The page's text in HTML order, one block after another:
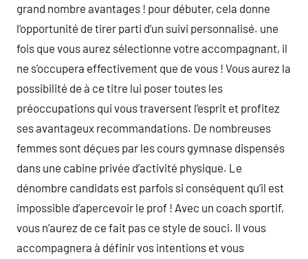
grand nombre avantages ! pour débuter, cela donne
l’opportunité de tirer parti d’un suivi personnalisé. une
fois que vous aurez sélectionne votre accompagnant, il
ne s’occupera effectivement que de vous ! Vous aurez la
possibilité de à ce titre lui poser toutes les
préoccupations qui vous traversent l’esprit et profitez
ses avantageux recommandations. De nombreuses
femmes sont déçues par les cours gymnase dispensés
dans une cabine privée d’activité physique. Le
dénombre candidats est parfois si conséquent qu’il est
impossible d’apercevoir le prof ! Avec un coach sportif,
vous n’aurez de ce fait pas ce style de souci. Il vous
accompagnera à définir vos intentions et vous